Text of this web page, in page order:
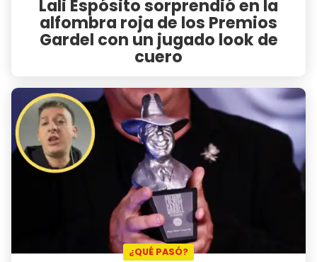
Lali Espósito sorprendió en la
alfombra roja de los Premios
Gardel con un jugado look de
cuero
¿QUÉ PASÓ?